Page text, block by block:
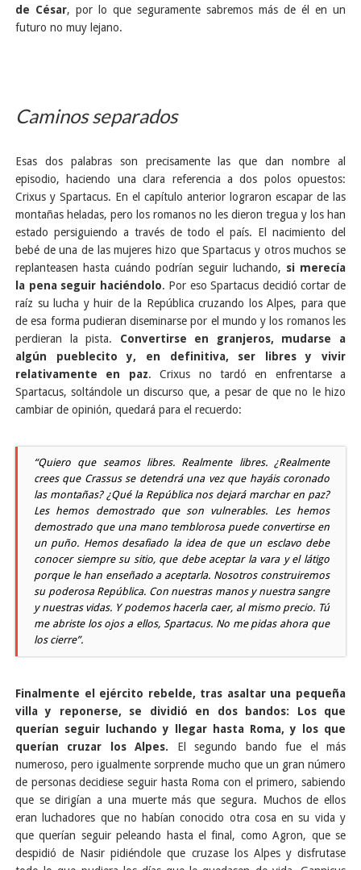
de César, por lo que seguramente sabremos más de él en un
futuro no muy lejano.
Caminos separados
Esas dos palabras son precisamente las que dan nombre al
episodio, haciendo una clara referencia a dos polos opuestos:
Crixus y Spartacus. En el capítulo anterior lograron escapar de las
montañas heladas, pero los romanos no les dieron tregua y los han
estado persiguiendo a través de todo el país. El nacimiento del
bebé de una de las mujeres hizo que Spartacus y otros muchos se
replanteasen hasta cuándo podrían seguir luchando, si merecía
la pena seguir haciéndolo. Por eso Spartacus decidió cortar de
raíz su lucha y huir de la República cruzando los Alpes, para que
de esa forma pudieran diseminarse por el mundo y los romanos les
perdieran la pista. Convertirse en granjeros, mudarse a
algún pueblecito y, en definitiva, ser libres y vivir
relativamente en paz. Crixus no tardó en enfrentarse a
Spartacus, soltándole un discurso que, a pesar de que no le hizo
cambiar de opinión, quedará para el recuerdo:
“Quiero que seamos libres. Realmente libres. ¿Realmente
crees que Crassus se detendrá una vez que hayáis coronado
las montañas? ¿Qué la República nos dejará marchar en paz?
Les hemos demostrado que son vulnerables. Les hemos
demostrado que una mano temblorosa puede convertirse en
un puño. Hemos desafiado la idea de que un esclavo debe
conocer siempre su sitio, que debe aceptar la vara y el látigo
porque le han enseñado a aceptarla. Nosotros construiremos
su poderosa República. Con nuestras manos y nuestra sangre
y nuestras vidas. Y podemos hacerla caer, al mismo precio. Tú
me abriste los ojos a ellos, Spartacus. No me pidas ahora que
los cierre”.
Finalmente el ejército rebelde, tras asaltar una pequeña
villa y reponerse, se dividió en dos bandos: Los que
querían seguir luchando y llegar hasta Roma, y los que
querían cruzar los Alpes. El segundo bando fue el más
numeroso, pero igualmente sorprende mucho que un gran número
de personas decidiese seguir hasta Roma con el primero, sabiendo
que se dirigían a una muerte más que segura. Muchos de ellos
eran luchadores que no habían conocido otra cosa en su vida y
que querían seguir peleando hasta el final, como Agron, que se
despidió de Nasir pidiéndole que cruzase los Alpes y disfrutase